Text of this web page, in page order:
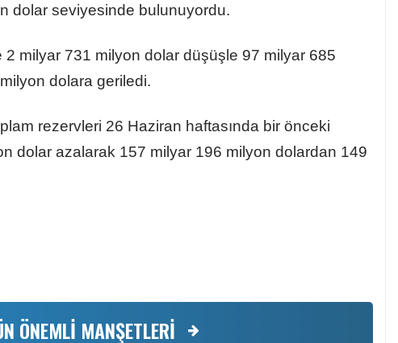
dolar seviyesinde bulunuyordu.
2 milyar 731 milyon dolar düşüşle 97 milyar 685
dolara geriledi.
rezervleri 26 Haziran haftasında bir önceki
dolar azalarak 157 milyar 196 milyon dolardan 149
ÖNEMLİ MANŞETLERİ